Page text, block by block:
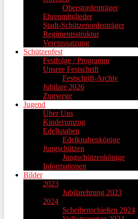
Oberstordenträger
Ehrenmitglieder
Stadt-Schützenordenträger
Regimentsstruktur
Vereinssatzung
Schützenfest
Festfolge / Programm
Unsere Festschrift
Festschrift-Archiv
Jubilare 2026
Zugwege
Jugend
Über Uns
Kinderumzug
Edelknaben
Edelknabenkönige
Jungschützen
Jungschützenkönige
Informationen
Bilder
2023
Jubilarehrung 2023
2024
Scheibenschießen 2024